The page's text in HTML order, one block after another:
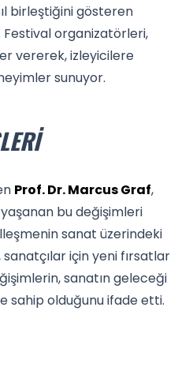
birleştiğini gösteren
organizatörleri,
vererek, izleyicilere
sunuyor.
Prof. Dr. Marcus Graf,
bu değişimleri
sanat üzerindeki
için yeni fırsatlar
sanatın geleceği
sahip olduğunu ifade etti.